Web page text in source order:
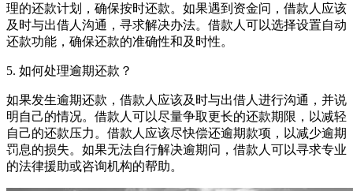
理的还款计划，确保按时还款。如果遇到资金问，借款人应该
及时与出借人沟通，寻求解决办法。借款人可以选择设置自动
还款功能，确保还款的准确性和及时性。
5. 如何处理逾期还款？
如果发生逾期还款，借款人应该及时与出借人进行沟通，并说
明自己的情况。借款人可以尽量争取更长的还款期限，以减轻
自己的还款压力。借款人应该尽快偿还逾期款项，以减少逾期
罚息的损失。如果无法自行解决逾期问，借款人可以寻求专业
的法律援助或咨询机构的帮助。